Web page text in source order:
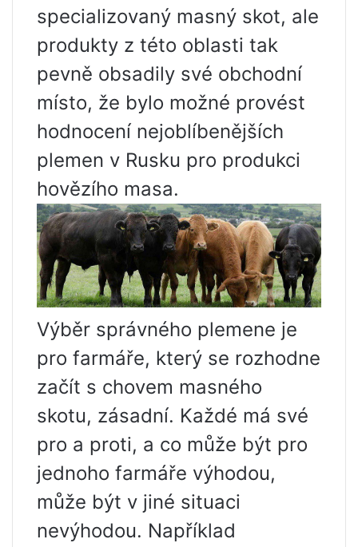
specializovaný masný skot, ale
produkty z této oblasti tak
pevně obsadily své obchodní
místo, že bylo možné provést
hodnocení nejoblíbenějších
plemen v Rusku pro produkci
hovězího masa.
Výběr správného plemene je
pro farmáře, který se rozhodne
začít s chovem masného
skotu, zásadní. Každé má své
pro a proti, a co může být pro
jednoho farmáře výhodou,
může být v jiné situaci
nevýhodou. Například